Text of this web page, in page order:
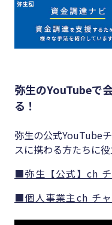
弥生のYouTubeで
る！
弥生の公式YouTube
スに携わる方たちに
■弥生【公式】ch
■個人事業主ch チ